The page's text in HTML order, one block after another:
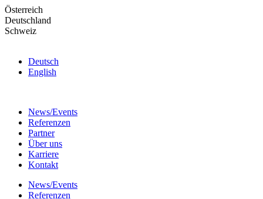
Skip
to
the
Österreich
Deutschland
Schweiz
Deutsch
English
News/Events
Referenzen
Partner
Über uns
Karriere
Kontakt
News/Events
Referenzen